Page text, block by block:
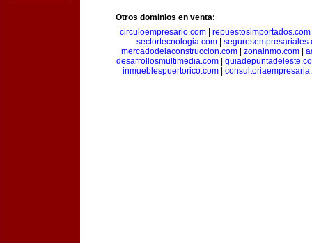
Otros dominios en venta:
circuloempresario.com| repuestosimportados.com
sectortecnologia.com
mercadodelaconstruccion.com
zonainmo.com
desarrollosmultimedia.com
inmueblespuertorico.com